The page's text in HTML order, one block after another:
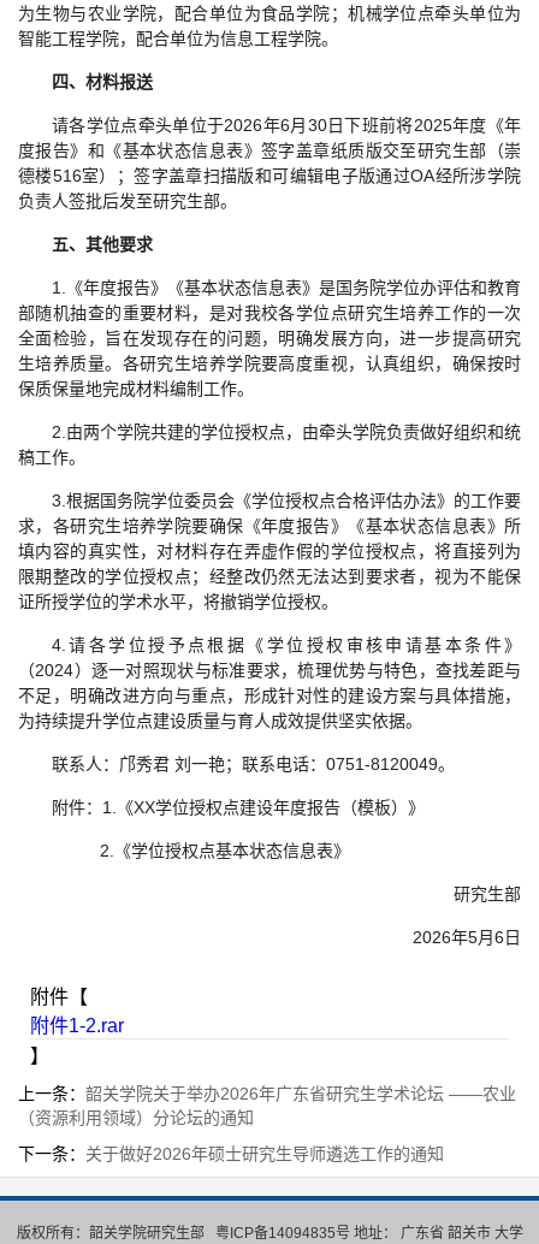
为生物与农业学院，配合单位为食品学院；机械学位点牵头单位为
智能工程学院，配合单位为信息工程学院。
四、材料报送
请各学位点牵头单位于2026年6月30日下班前将2025年度《年
度报告》和《基本状态信息表》签字盖章纸质版交至研究生部（崇
德楼516室）；签字盖章扫描版和可编辑电子版通过OA经所涉学院
负责人签批后发至研究生部。
五、其他要求
1.《年度报告》《基本状态信息表》是国务院学位办评估和教育
部随机抽查的重要材料，是对我校各学位点研究生培养工作的一次
全面检验，旨在发现存在的问题，明确发展方向，进一步提高研究
生培养质量。各研究生培养学院要高度重视，认真组织，确保按时
保质保量地完成材料编制工作。
2.由两个学院共建的学位授权点，由牵头学院负责做好组织和统
稿工作。
3.根据国务院学位委员会《学位授权点合格评估办法》的工作要
求，各研究生培养学院要确保《年度报告》《基本状态信息表》所
填内容的真实性，对材料存在弄虚作假的学位授权点，将直接列为
限期整改的学位授权点；经整改仍然无法达到要求者，视为不能保
证所授学位的学术水平，将撤销学位授权。
4.请各学位授予点根据《学位授权审核申请基本条件》
（2024）逐一对照现状与标准要求，梳理优势与特色，查找差距与
不足，明确改进方向与重点，形成针对性的建设方案与具体措施，
为持续提升学位点建设质量与育人成效提供坚实依据。
联系人：邝秀君 刘一艳；联系电话：0751-8120049。
附件：1.《XX学位授权点建设年度报告（模板）》
2.《学位授权点基本状态信息表》
研究生部
2026年5月6日
附件【
附件1-2.rar
】
上一条： 韶关学院关于举办2026年广东省研究生学术论坛 ——农业
（资源利用领域）分论坛的通知
下一条： 关于做好2026年硕士研究生导师遴选工作的通知
版权所有：韶关学院研究生部 粤ICP备14094835号 地址： 广东省 韶关市 大学